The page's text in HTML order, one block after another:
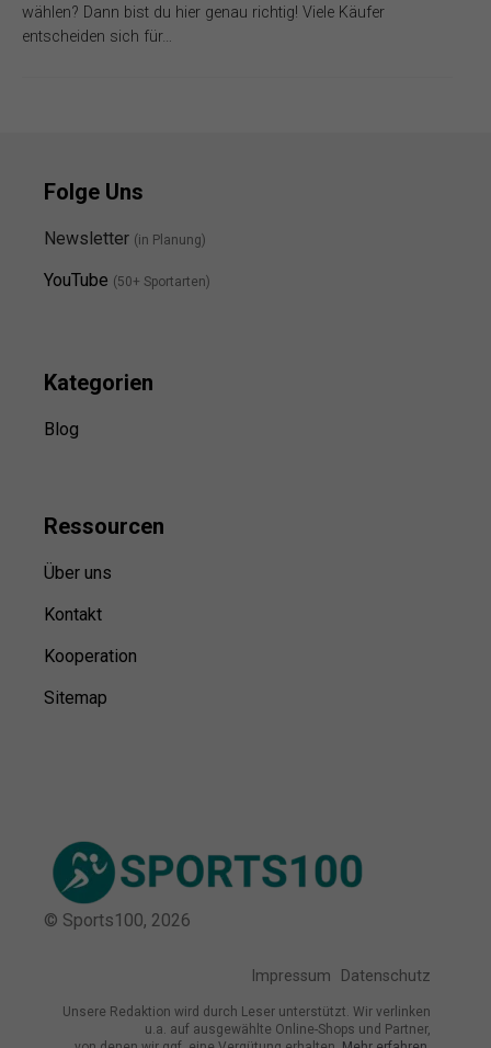
wählen? Dann bist du hier genau richtig! Viele Käufer
entscheiden sich für…
Folge Uns
Newsletter (in Planung)
YouTube (50+ Sportarten)
Kategorien
Blog
Ressourcen
Über uns
Kontakt
Kooperation
Sitemap
© Sports100, 2026
Impressum Datenschutz
Unsere Redaktion wird durch Leser unterstützt. Wir verlinken
u.a. auf ausgewählte Online-Shops und Partner,